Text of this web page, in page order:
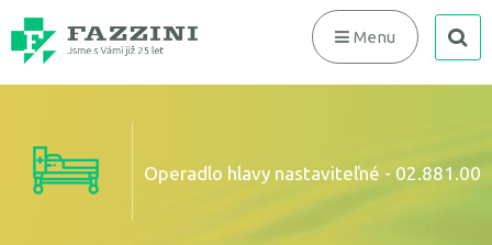
Menu
Operadlo hlavy nastaviteľné - 02.881.00